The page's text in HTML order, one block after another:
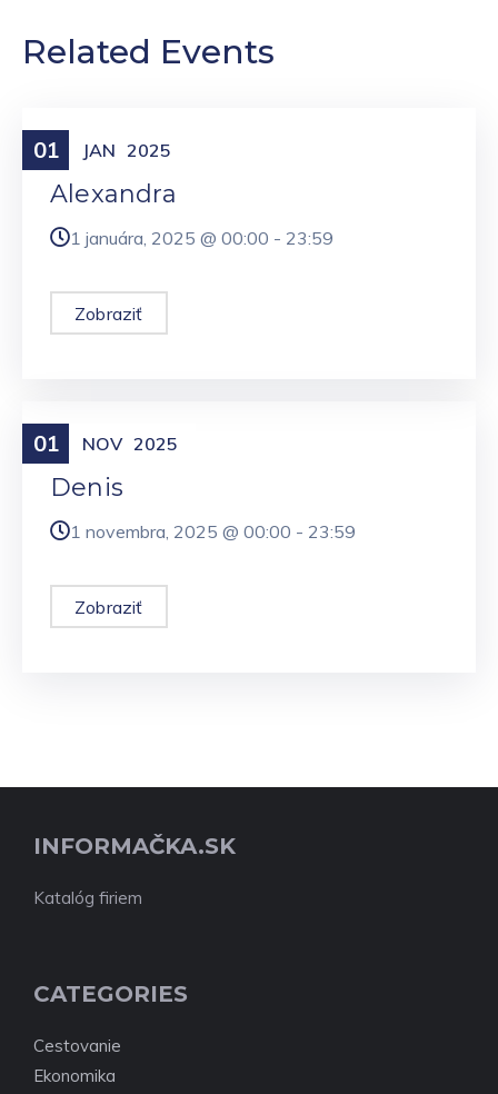
Related Events
01 JAN 2025
Meniny
Alexandra
1 januára, 2025 @ 00:00 - 23:59
Zobraziť
01 NOV 2025
Meniny
Denis
1 novembra, 2025 @ 00:00 - 23:59
Zobraziť
INFORMAČKA.SK
Katalóg firiem
CATEGORIES
Cestovanie
Ekonomika